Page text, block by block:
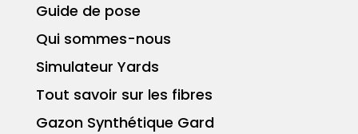
Guide de pose
Qui sommes-nous
Simulateur Yards
Tout savoir sur les fibres
Gazon Synthétique Gard